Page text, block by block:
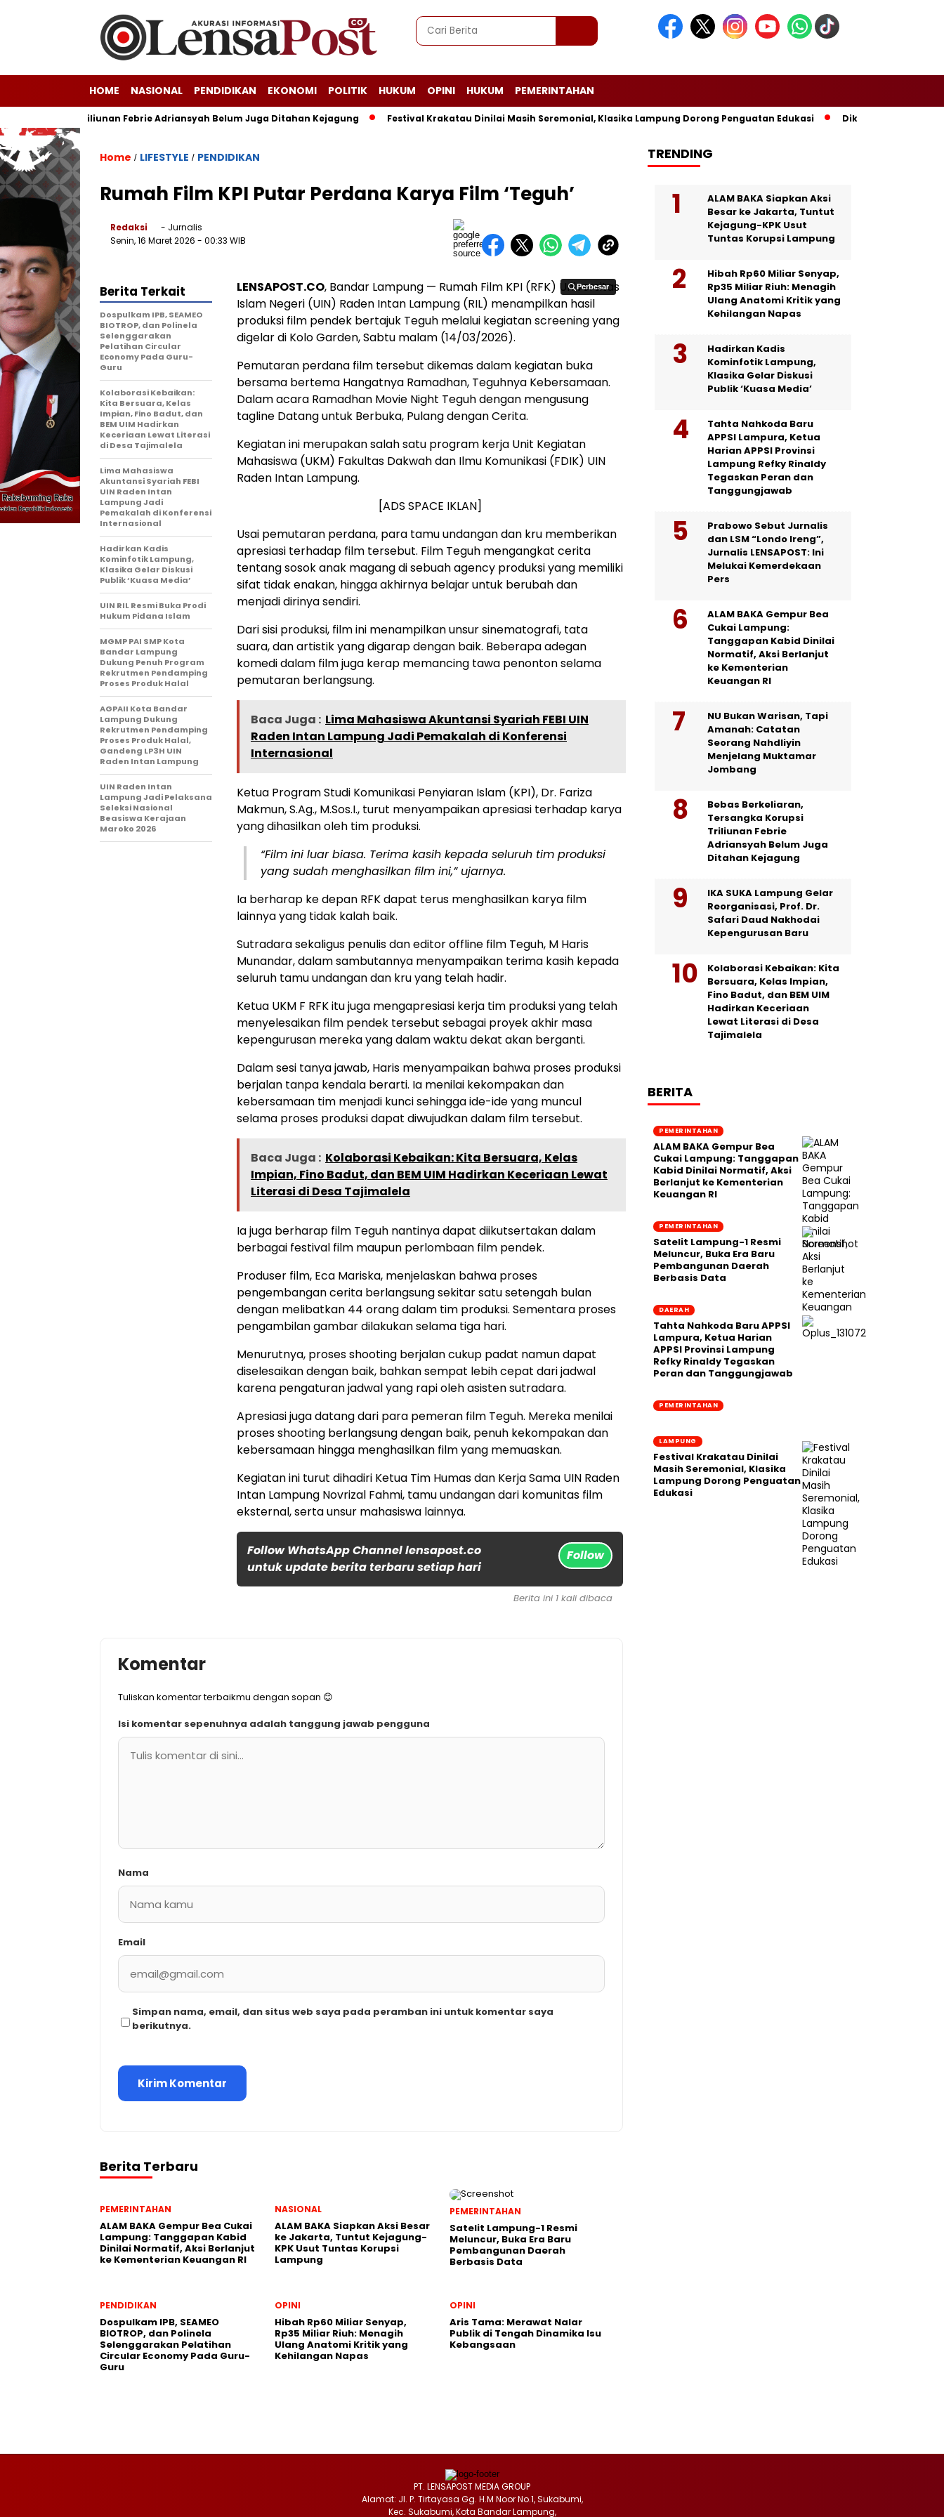
HOME NASIONAL PENDIDIKAN EKONOMI POLITIK HUKUM OPINI HUKUM PEMERINTAHAN
Korupsi Triliunan Febrie Adriansyah Belum Juga Ditahan Kejagung Festival Krakatau Dinilai Masih Seremonial, Klasika Lampung Dorong Penguatan Edukasi Dikomandoi Mas Dar, Don
Home / LIFESTYLE / PENDIDIKAN
Rumah Film KPI Putar Perdana Karya Film ‘Teguh’
Redaksi
- Jurnalis
Senin, 16 Maret 2026 - 00:33 WIB
Perbesar
Perbesar
LENSAPOST.CO, Bandar Lampung — Rumah Film KPI (RFK) Universitas
Islam Negeri (UIN) Raden Intan Lampung (RIL) menampilkan hasil
produksi film pendek bertajuk Teguh melalui kegiatan screening yang
digelar di Kolo Garden, Sabtu malam (14/03/2026).
Pemutaran perdana film tersebut dikemas dalam kegiatan buka
bersama bertema Hangatnya Ramadhan, Teguhnya Kebersamaan.
Dalam acara Ramadhan Movie Night Teguh dengan mengusung
tagline Datang untuk Berbuka, Pulang dengan Cerita.
Kegiatan ini merupakan salah satu program kerja Unit Kegiatan
Mahasiswa (UKM) Fakultas Dakwah dan Ilmu Komunikasi (FDIK) UIN
Raden Intan Lampung.
[ADS SPACE IKLAN]
Usai pemutaran perdana, para tamu undangan dan kru memberikan
apresiasi terhadap film tersebut. Film Teguh mengangkat cerita
tentang sosok anak magang di sebuah agency produksi yang memiliki
sifat tidak enakan, hingga akhirnya belajar untuk berubah dan
menjadi dirinya sendiri.
Dari sisi produksi, film ini menampilkan unsur sinematografi, tata
suara, dan artistik yang digarap dengan baik. Beberapa adegan
komedi dalam film juga kerap memancing tawa penonton selama
pemutaran berlangsung.
Baca Juga : Lima Mahasiswa Akuntansi Syariah FEBI UIN
Raden Intan Lampung Jadi Pemakalah di Konferensi
Internasional
Ketua Program Studi Komunikasi Penyiaran Islam (KPI), Dr. Fariza
Makmun, S.Ag., M.Sos.I., turut menyampaikan apresiasi terhadap karya
yang dihasilkan oleh tim produksi.
“Film ini luar biasa. Terima kasih kepada seluruh tim produksi
yang sudah menghasilkan film ini,” ujarnya.
Ia berharap ke depan RFK dapat terus menghasilkan karya film
lainnya yang tidak kalah baik.
Sutradara sekaligus penulis dan editor offline film Teguh, M Haris
Munandar, dalam sambutannya menyampaikan terima kasih kepada
seluruh tamu undangan dan kru yang telah hadir.
Ketua UKM F RFK itu juga mengapresiasi kerja tim produksi yang telah
menyelesaikan film pendek tersebut sebagai proyek akhir masa
kepengurusan mereka yang dalam waktu dekat akan berganti.
Dalam sesi tanya jawab, Haris menyampaikan bahwa proses produksi
berjalan tanpa kendala berarti. Ia menilai kekompakan dan
kebersamaan tim menjadi kunci sehingga ide-ide yang muncul
selama proses produksi dapat diwujudkan dalam film tersebut.
Baca Juga : Kolaborasi Kebaikan: Kita Bersuara, Kelas
Impian, Fino Badut, dan BEM UIM Hadirkan Keceriaan Lewat
Literasi di Desa Tajimalela
Ia juga berharap film Teguh nantinya dapat diikutsertakan dalam
berbagai festival film maupun perlombaan film pendek.
Produser film, Eca Mariska, menjelaskan bahwa proses
pengembangan cerita berlangsung sekitar satu setengah bulan
dengan melibatkan 44 orang dalam tim produksi. Sementara proses
pengambilan gambar dilakukan selama tiga hari.
Menurutnya, proses shooting berjalan cukup padat namun dapat
diselesaikan dengan baik, bahkan sempat lebih cepat dari jadwal
karena pengaturan jadwal yang rapi oleh asisten sutradara.
Apresiasi juga datang dari para pemeran film Teguh. Mereka menilai
proses shooting berlangsung dengan baik, penuh kekompakan dan
kebersamaan hingga menghasilkan film yang memuaskan.
Kegiatan ini turut dihadiri Ketua Tim Humas dan Kerja Sama UIN Raden
Intan Lampung Novrizal Fahmi, tamu undangan dari komunitas film
eksternal, serta unsur mahasiswa lainnya.
Follow WhatsApp Channel lensapost.co
untuk update berita terbaru setiap hari
Follow
Berita Terkait
Dospulkam IPB, SEAMEO
BIOTROP, dan Polinela
Selenggarakan
Pelatihan Circular
Economy Pada Guru-
Guru
Kolaborasi Kebaikan:
Kita Bersuara, Kelas
Impian, Fino Badut, dan
BEM UIM Hadirkan
Keceriaan Lewat Literasi
di Desa Tajimalela
Lima Mahasiswa
Akuntansi Syariah FEBI
UIN Raden Intan
Lampung Jadi
Pemakalah di Konferensi
Internasional
Hadirkan Kadis
Kominfotik Lampung,
Klasika Gelar Diskusi
Publik ‘Kuasa Media’
UIN RIL Resmi Buka Prodi
Hukum Pidana Islam
MGMP PAI SMP Kota
Bandar Lampung
Dukung Penuh Program
Rekrutmen Pendamping
Proses Produk Halal
AGPAII Kota Bandar
Lampung Dukung
Rekrutmen Pendamping
Proses Produk Halal,
Gandeng LP3H UIN
Raden Intan Lampung
UIN Raden Intan
Lampung Jadi Pelaksana
Seleksi Nasional
Beasiswa Kerajaan
Maroko 2026
Berita ini 1 kali dibaca
Komentar
Tuliskan komentar terbaikmu dengan sopan 😊
Isi komentar sepenuhnya adalah tanggung jawab pengguna
Nama
Email
Simpan nama, email, dan situs web saya pada peramban ini untuk komentar saya
berikutnya.
Berita Terbaru
PEMERINTAHAN
ALAM BAKA Gempur Bea Cukai
Lampung: Tanggapan Kabid
Dinilai Normatif, Aksi Berlanjut
ke Kementerian Keuangan RI
NASIONAL
ALAM BAKA Siapkan Aksi Besar
ke Jakarta, Tuntut Kejagung-
KPK Usut Tuntas Korupsi
Lampung
PEMERINTAHAN
Satelit Lampung-1 Resmi
Meluncur, Buka Era Baru
Pembangunan Daerah
Berbasis Data
PENDIDIKAN
Dospulkam IPB, SEAMEO
BIOTROP, dan Polinela
Selenggarakan Pelatihan
Circular Economy Pada Guru-
Guru
OPINI
Hibah Rp60 Miliar Senyap,
Rp35 Miliar Riuh: Menagih
Ulang Anatomi Kritik yang
Kehilangan Napas
OPINI
Aris Tama: Merawat Nalar
Publik di Tengah Dinamika Isu
Kebangsaan
TRENDING
ALAM BAKA Siapkan Aksi
Besar ke Jakarta, Tuntut
Kejagung-KPK Usut
Tuntas Korupsi Lampung
Hibah Rp60 Miliar Senyap,
Rp35 Miliar Riuh: Menagih
Ulang Anatomi Kritik yang
Kehilangan Napas
Hadirkan Kadis
Kominfotik Lampung,
Klasika Gelar Diskusi
Publik ‘Kuasa Media’
Tahta Nahkoda Baru
APPSI Lampura, Ketua
Harian APPSI Provinsi
Lampung Refky Rinaldy
Tegaskan Peran dan
Tanggungjawab
Prabowo Sebut Jurnalis
dan LSM “Londo Ireng”,
Jurnalis LENSAPOST: Ini
Melukai Kemerdekaan
Pers
ALAM BAKA Gempur Bea
Cukai Lampung:
Tanggapan Kabid Dinilai
Normatif, Aksi Berlanjut
ke Kementerian
Keuangan RI
NU Bukan Warisan, Tapi
Amanah: Catatan
Seorang Nahdliyin
Menjelang Muktamar
Jombang
Bebas Berkeliaran,
Tersangka Korupsi
Triliunan Febrie
Adriansyah Belum Juga
Ditahan Kejagung
IKA SUKA Lampung Gelar
Reorganisasi, Prof. Dr.
Safari Daud Nakhodai
Kepengurusan Baru
Kolaborasi Kebaikan: Kita
Bersuara, Kelas Impian,
Fino Badut, dan BEM UIM
Hadirkan Keceriaan
Lewat Literasi di Desa
Tajimalela
BERITA
PEMERINTAHAN
ALAM BAKA Gempur Bea
Cukai Lampung: Tanggapan
Kabid Dinilai Normatif, Aksi
Berlanjut ke Kementerian
Keuangan RI
PEMERINTAHAN
Satelit Lampung-1 Resmi
Meluncur, Buka Era Baru
Pembangunan Daerah
Berbasis Data
DAERAH
Tahta Nahkoda Baru APPSI
Lampura, Ketua Harian
APPSI Provinsi Lampung
Refky Rinaldy Tegaskan
Peran dan Tanggungjawab
PEMERINTAHAN
LAMPUNG
Festival Krakatau Dinilai
Masih Seremonial, Klasika
Lampung Dorong Penguatan
Edukasi
PT. LENSAPOST MEDIA GROUP
Alamat: Jl. P. Tirtayasa Gg. H.M Noor No.1, Sukabumi,
Kec. Sukabumi, Kota Bandar Lampung,